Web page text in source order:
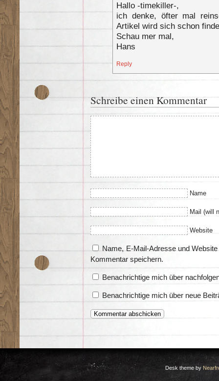
Hallo -timekiller-,
ich denke, öfter mal
Artikel wird sich schon
Schau mer mal,
Hans
Reply
Schreibe einen Kommentar
Name
Mail (will
Website
Name, E-Mail-Adresse und
Kommentar speichern.
Benachrichtige mich über
Benachrichtige mich über neue
Desk theme by